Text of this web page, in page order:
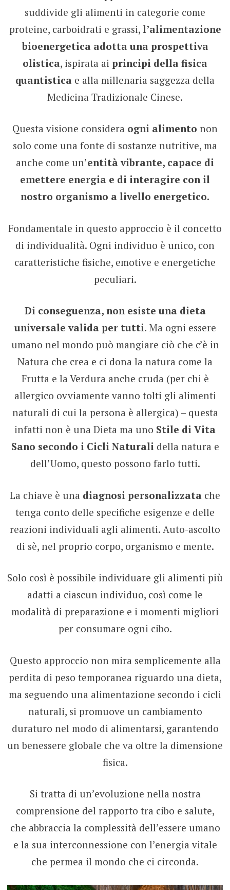
suddivide gli alimenti in categorie come
proteine, carboidrati e grassi, l’alimentazione
bioenergetica adotta una prospettiva
olistica, ispirata ai principi della fisica
quantistica e alla millenaria saggezza della
Medicina Tradizionale Cinese.
Questa visione considera ogni alimento non
solo come una fonte di sostanze nutritive, ma
anche come un’entità vibrante, capace di
emettere energia e di interagire con il
nostro organismo a livello energetico.
Fondamentale in questo approccio è il concetto
di individualità. Ogni individuo è unico, con
caratteristiche fisiche, emotive e energetiche
peculiari.
Di conseguenza, non esiste una dieta
universale valida per tutti. Ma ogni essere
umano nel mondo può mangiare ciò che c’è in
Natura che crea e ci dona la natura come la
Frutta e la Verdura anche cruda (per chi è
allergico ovviamente vanno tolti gli alimenti
naturali di cui la persona è allergica) – questa
infatti non è una Dieta ma uno Stile di Vita
Sano secondo i Cicli Naturali della natura e
dell’Uomo, questo possono farlo tutti.
La chiave è una diagnosi personalizzata che
tenga conto delle specifiche esigenze e delle
reazioni individuali agli alimenti. Auto-ascolto
di sè, nel proprio corpo, organismo e mente.
Solo così è possibile individuare gli alimenti più
adatti a ciascun individuo, così come le
modalità di preparazione e i momenti migliori
per consumare ogni cibo.
Questo approccio non mira semplicemente alla
perdita di peso temporanea riguardo una dieta,
ma seguendo una alimentazione secondo i cicli
naturali, si promuove un cambiamento
duraturo nel modo di alimentarsi, garantendo
un benessere globale che va oltre la dimensione
fisica.
Si tratta di un’evoluzione nella nostra
comprensione del rapporto tra cibo e salute,
che abbraccia la complessità dell’essere umano
e la sua interconnessione con l’energia vitale
che permea il mondo che ci circonda.